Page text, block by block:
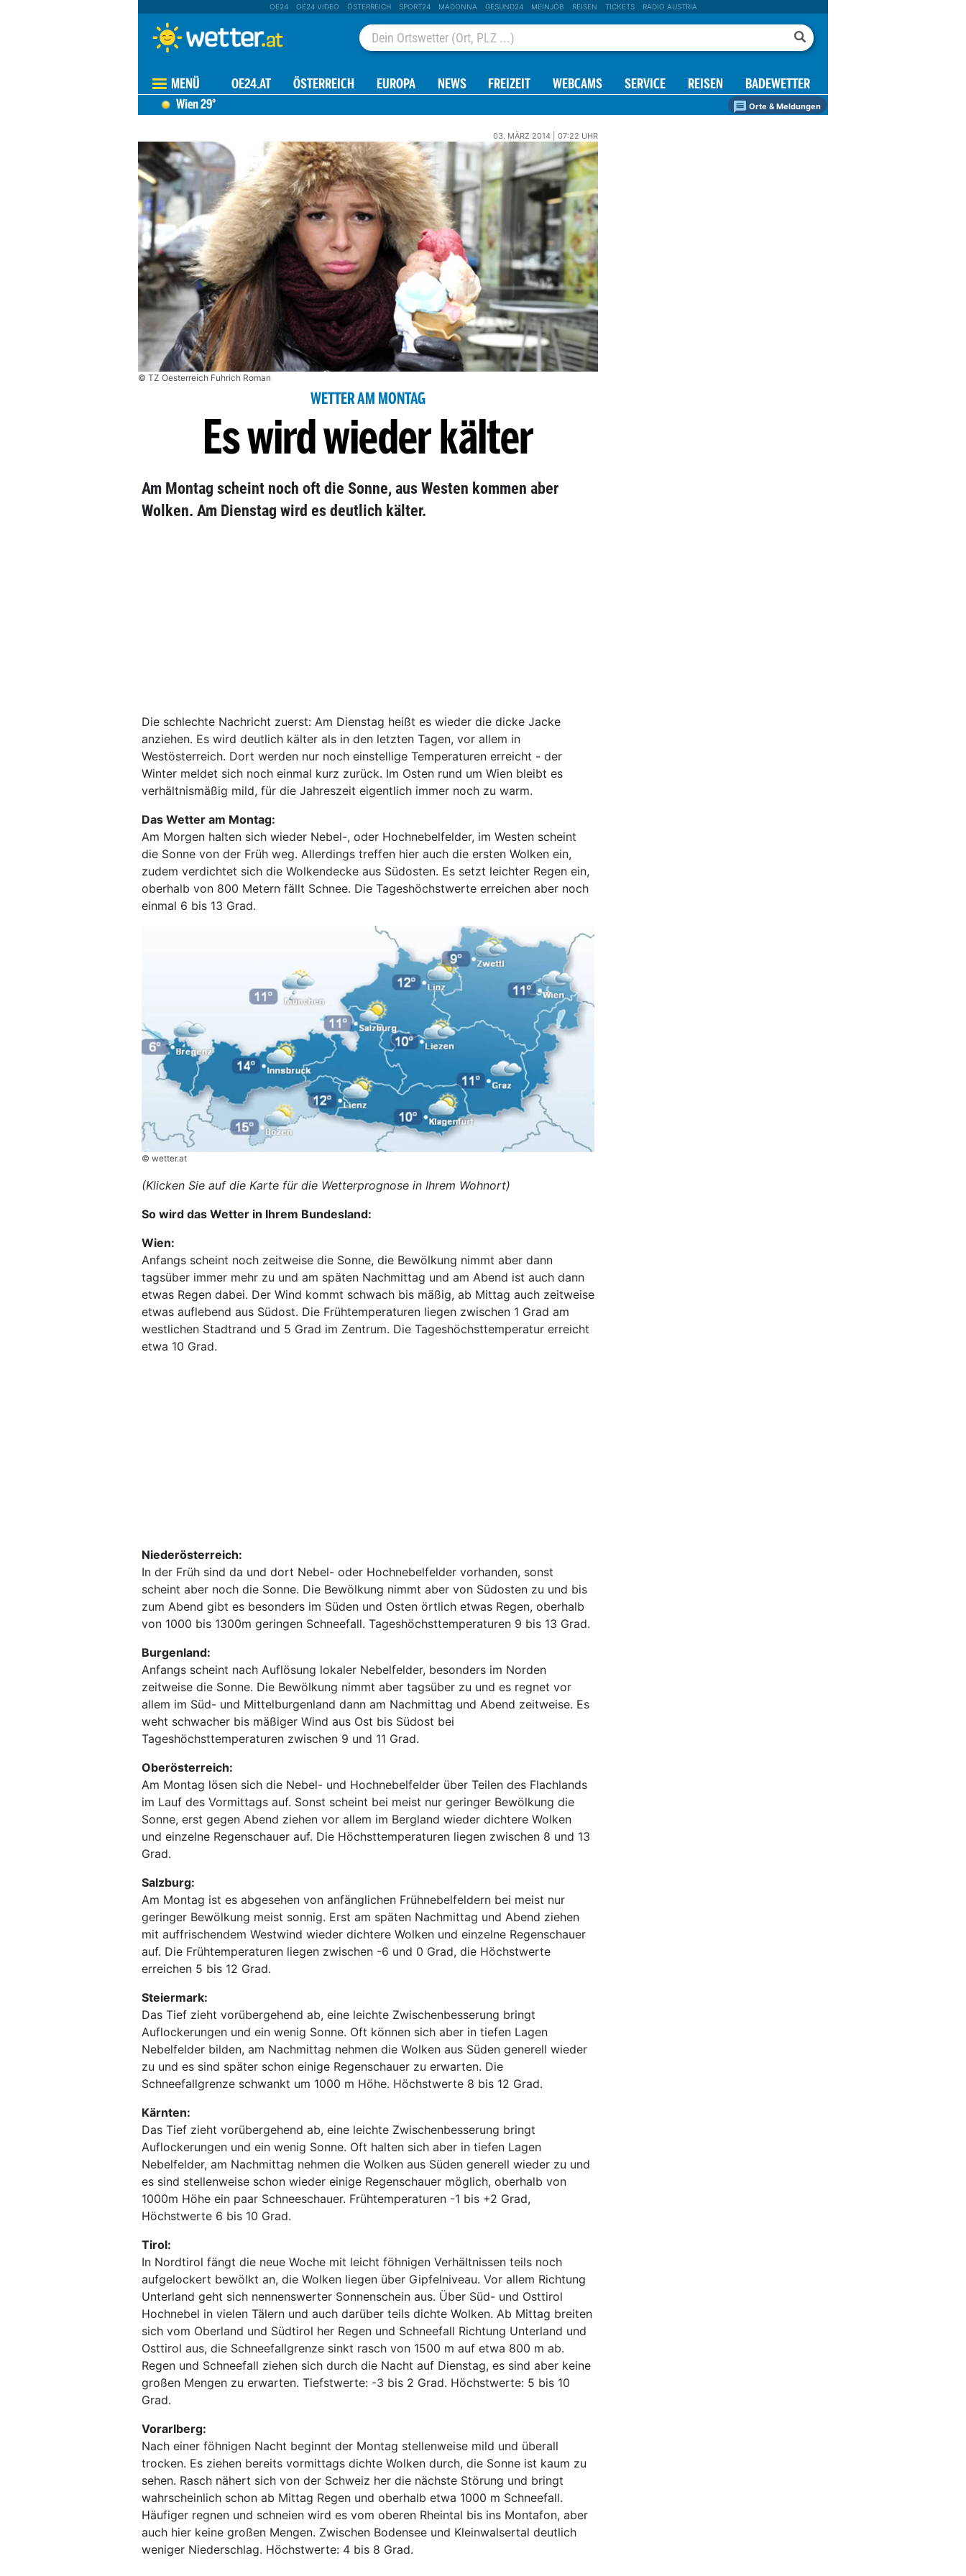
OE24 OE24 VIDEO ÖSTERREICH SPORT24 MADONNA GESUND24 MEINJOB REISEN TICKETS RADIO AUSTRIA
MENÜ OE24.AT ÖSTERREICH EUROPA NEWS FREIZEIT WEBCAMS SERVICE REISEN BADEWETTER
Wien29° Orte & Meldungen
03. MÄRZ 2014 | 07:22 UHR
© TZ Oesterreich Fuhrich Roman
WETTER AM MONTAG
Es wird wieder kälter
Am Montag scheint noch oft die Sonne, aus Westen kommen aber
Wolken. Am Dienstag wird es deutlich kälter.
Die schlechte Nachricht zuerst: Am Dienstag heißt es wieder die dicke Jacke
anziehen. Es wird deutlich kälter als in den letzten Tagen, vor allem in
Westösterreich. Dort werden nur noch einstellige Temperaturen erreicht - der
Winter meldet sich noch einmal kurz zurück. Im Osten rund um Wien bleibt es
verhältnismäßig mild, für die Jahreszeit eigentlich immer noch zu warm.
Das Wetter am Montag:
Am Morgen halten sich wieder Nebel-, oder Hochnebelfelder, im Westen scheint
die Sonne von der Früh weg. Allerdings treffen hier auch die ersten Wolken ein,
zudem verdichtet sich die Wolkendecke aus Südosten. Es setzt leichter Regen ein,
oberhalb von 800 Metern fällt Schnee. Die Tageshöchstwerte erreichen aber noch
einmal 6 bis 13 Grad.
© wetter.at
(Klicken Sie auf die Karte für die Wetterprognose in Ihrem Wohnort)
So wird das Wetter in Ihrem Bundesland:
Wien:
Anfangs scheint noch zeitweise die Sonne, die Bewölkung nimmt aber dann
tagsüber immer mehr zu und am späten Nachmittag und am Abend ist auch dann
etwas Regen dabei. Der Wind kommt schwach bis mäßig, ab Mittag auch zeitweise
etwas auflebend aus Südost. Die Frühtemperaturen liegen zwischen 1 Grad am
westlichen Stadtrand und 5 Grad im Zentrum. Die Tageshöchsttemperatur erreicht
etwa 10 Grad.
Niederösterreich:
In der Früh sind da und dort Nebel- oder Hochnebelfelder vorhanden, sonst
scheint aber noch die Sonne. Die Bewölkung nimmt aber von Südosten zu und bis
zum Abend gibt es besonders im Süden und Osten örtlich etwas Regen, oberhalb
von 1000 bis 1300m geringen Schneefall. Tageshöchsttemperaturen 9 bis 13 Grad.
Burgenland:
Anfangs scheint nach Auflösung lokaler Nebelfelder, besonders im Norden
zeitweise die Sonne. Die Bewölkung nimmt aber tagsüber zu und es regnet vor
allem im Süd- und Mittelburgenland dann am Nachmittag und Abend zeitweise. Es
weht schwacher bis mäßiger Wind aus Ost bis Südost bei
Tageshöchsttemperaturen zwischen 9 und 11 Grad.
Oberösterreich:
Am Montag lösen sich die Nebel- und Hochnebelfelder über Teilen des Flachlands
im Lauf des Vormittags auf. Sonst scheint bei meist nur geringer Bewölkung die
Sonne, erst gegen Abend ziehen vor allem im Bergland wieder dichtere Wolken
und einzelne Regenschauer auf. Die Höchsttemperaturen liegen zwischen 8 und 13
Grad.
Salzburg:
Am Montag ist es abgesehen von anfänglichen Frühnebelfeldern bei meist nur
geringer Bewölkung meist sonnig. Erst am späten Nachmittag und Abend ziehen
mit auffrischendem Westwind wieder dichtere Wolken und einzelne Regenschauer
auf. Die Frühtemperaturen liegen zwischen -6 und 0 Grad, die Höchstwerte
erreichen 5 bis 12 Grad.
Steiermark:
Das Tief zieht vorübergehend ab, eine leichte Zwischenbesserung bringt
Auflockerungen und ein wenig Sonne. Oft können sich aber in tiefen Lagen
Nebelfelder bilden, am Nachmittag nehmen die Wolken aus Süden generell wieder
zu und es sind später schon einige Regenschauer zu erwarten. Die
Schneefallgrenze schwankt um 1000 m Höhe. Höchstwerte 8 bis 12 Grad.
Kärnten:
Das Tief zieht vorübergehend ab, eine leichte Zwischenbesserung bringt
Auflockerungen und ein wenig Sonne. Oft halten sich aber in tiefen Lagen
Nebelfelder, am Nachmittag nehmen die Wolken aus Süden generell wieder zu und
es sind stellenweise schon wieder einige Regenschauer möglich, oberhalb von
1000m Höhe ein paar Schneeschauer. Frühtemperaturen -1 bis +2 Grad,
Höchstwerte 6 bis 10 Grad.
Tirol:
In Nordtirol fängt die neue Woche mit leicht föhnigen Verhältnissen teils noch
aufgelockert bewölkt an, die Wolken liegen über Gipfelniveau. Vor allem Richtung
Unterland geht sich nennenswerter Sonnenschein aus. Über Süd- und Osttirol
Hochnebel in vielen Tälern und auch darüber teils dichte Wolken. Ab Mittag breiten
sich vom Oberland und Südtirol her Regen und Schneefall Richtung Unterland und
Osttirol aus, die Schneefallgrenze sinkt rasch von 1500 m auf etwa 800 m ab.
Regen und Schneefall ziehen sich durch die Nacht auf Dienstag, es sind aber keine
großen Mengen zu erwarten. Tiefstwerte: -3 bis 2 Grad. Höchstwerte: 5 bis 10
Grad.
Vorarlberg:
Nach einer föhnigen Nacht beginnt der Montag stellenweise mild und überall
trocken. Es ziehen bereits vormittags dichte Wolken durch, die Sonne ist kaum zu
sehen. Rasch nähert sich von der Schweiz her die nächste Störung und bringt
wahrscheinlich schon ab Mittag Regen und oberhalb etwa 1000 m Schneefall.
Häufiger regnen und schneien wird es vom oberen Rheintal bis ins Montafon, aber
auch hier keine großen Mengen. Zwischen Bodensee und Kleinwalsertal deutlich
weniger Niederschlag. Höchstwerte: 4 bis 8 Grad.